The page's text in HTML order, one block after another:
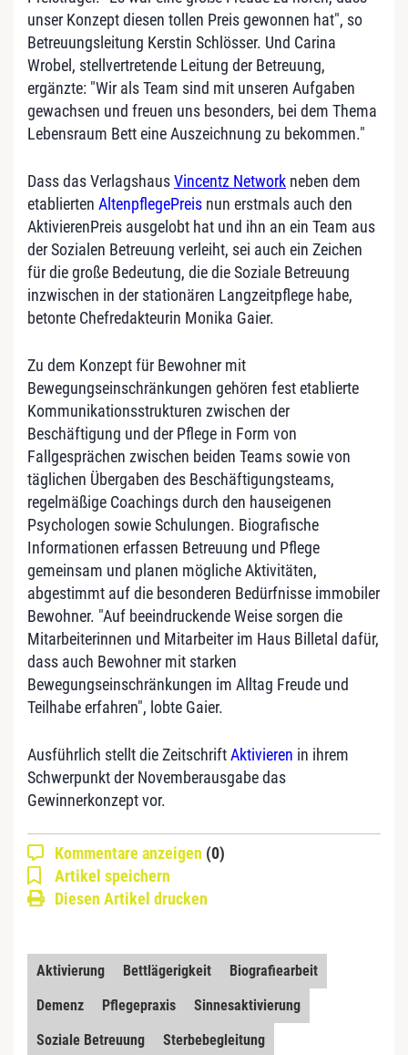
unser Konzept diesen tollen Preis gewonnen hat", so
Betreuungsleitung Kerstin Schlösser. Und Carina
Wrobel, stellvertretende Leitung der Betreuung,
ergänzte: "Wir als Team sind mit unseren Aufgaben
gewachsen und freuen uns besonders, bei dem Thema
Lebensraum Bett eine Auszeichnung zu bekommen."
Dass das VerlagshausVincentz Network neben dem
etablierten AltenpflegePreis nun erstmals auch den
AktivierenPreis ausgelobt hat und ihn an ein Team aus
der Sozialen Betreuung verleiht, sei auch ein Zeichen
für die große Bedeutung, die die Soziale Betreuung
inzwischen in der stationären Langzeitpflege habe,
betonte Chefredakteurin Monika Gaier.
Zu dem Konzept für Bewohner mit
Bewegungseinschränkungen gehören fest etablierte
Kommunikationsstrukturen zwischen der
Beschäftigung und der Pflege in Form von
Fallgesprächen zwischen beiden Teams sowie von
täglichen Übergaben des Beschäftigungsteams,
regelmäßige Coachings durch den hauseigenen
Psychologen sowie Schulungen. Biografische
Informationen erfassen Betreuung und Pflege
gemeinsam und planen mögliche Aktivitäten,
abgestimmt auf die besonderen Bedürfnisse immobiler
Bewohner. "Auf beeindruckende Weise sorgen die
Mitarbeiterinnen und Mitarbeiter im Haus Billetal dafür,
dass auch Bewohner mit starken
Bewegungseinschränkungen im Alltag Freude und
Teilhabe erfahren", lobte Gaier.
Ausführlich stellt die ZeitschriftAktivieren in ihrem
Schwerpunkt der Novemberausgabe das
Gewinnerkonzept vor.
Kommentare anzeigen (0)
Artikel speichern
Diesen Artikel drucken
Aktivierung Bettlägerigkeit
Biografiearbeit
Demenz
Pflegepraxis
Sinnesaktivierung
Soziale Betreuung
Sterbebegleitung